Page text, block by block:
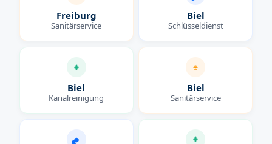
Freiburg
Sanitärservice
Biel
Schlüsseldienst
Biel
Kanalreinigung
Biel
Sanitärservice